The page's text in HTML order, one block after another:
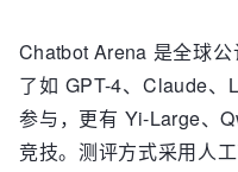
Chatbot Arena 是全球
了如 GPT-4、Claude
参与，更有 Yi-Large、
竞技。测评方式采用人